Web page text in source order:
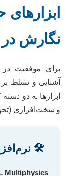
نگارش در
برای موفقیت در
آشنایی و تسلط
ابزارها به دو
و سخت‌افزاری
🛠️
Multiphysics: